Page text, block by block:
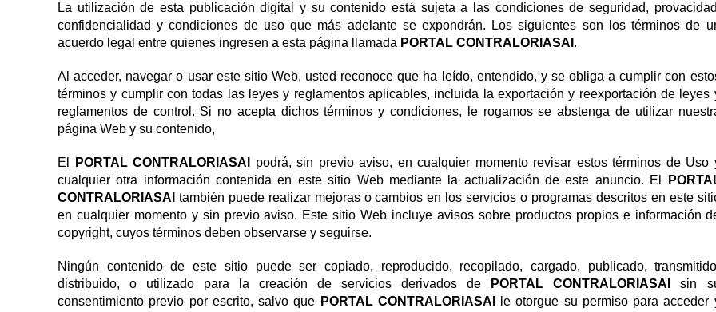
accesibilidad.
La utilización de esta publicación digital y su contenido está sujeta a las condiciones de seguridad,
confidencialidad y condiciones de uso que más adelante se expondrán. Los siguientes son los términos de
acuerdo legal entre quienes ingresen a esta página llamada PORTAL CONTRALORIASAI .
Al acceder, navegar o usar este sitio Web, usted reconoce que ha leído, entendido, y se obliga a cumplir con
términos y cumplir con todas las leyes y reglamentos aplicables, incluida la exportación y reexportación de leyes
reglamentos de control. Si no acepta dichos términos y condiciones, le rogamos se abstenga de utilizar
página Web y su contenido,
El PORTAL CONTRALORIASAI podrá, sin previo aviso, en cualquier momento revisar estos términos de Uso
cualquier otra información contenida en este sitio Web mediante la actualización de este anuncio. El
CONTRALORIASAI también puede realizar mejoras o cambios en los servicios o programas descritos en este
en cualquier momento y sin previo aviso. Este sitio Web incluye avisos sobre productos propios e información
copyright, cuyos términos deben observarse y seguirse.
Ningún contenido de este sitio puede ser copiado, reproducido, recopilado, cargado, publicado,
distribuido, o utilizado para la creación de servicios derivados de
PORTAL CONTRALORIASAIsin
consentimiento previo por escrito, salvo que PORTAL CONTRALORIASAI
le otorgue su permiso para acceder